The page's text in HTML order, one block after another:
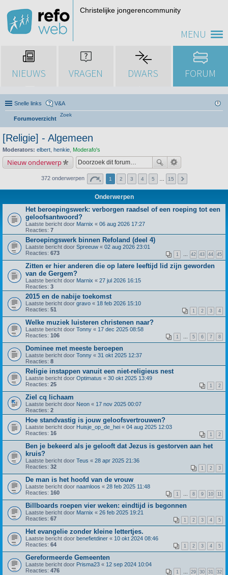
MENU
Christelijke jongerencommunity
NIEUWS VRAGEN DWARS FORUM
Snelle links V&A
Forumoverzicht
Zoek
[Religie] - Algemeen
Moderators: elbert henkie Moderafo's
Nieuw onderwerp
372 onderwerpen 1 2 3 4 5 15
Onderwerpen
Het beroepingswerk: verborgen raadsel of een roeping tot een
geloofsantwoord?
Laatste bericht door Marnix « 06 aug 2026 17:27
Reacties: 7
Beroepingswerk binnen Refoland (deel 4)
Laatste bericht door Spreeuw « 02 aug 2026 23:01
Reacties: 673 1 42 43 44 45
Zitten er hier anderen die op latere leeftijd lid zijn geworden
van de Gergem?
Laatste bericht door Marnix « 27 jul 2026 16:15
Reacties: 3
2015 en de nabije toekomst
Laatste bericht door gravo « 18 feb 2026 15:10
Reacties: 51 1 2 3 4
Welke muziek luisteren christenen naar?
Laatste bericht door Tonny « 17 dec 2025 08:58
Reacties: 106 1 5 6 7 8
Dominee met meeste beroepen
Laatste bericht door Tonny « 31 okt 2025 12:37
Reacties: 8
Religie instappen vanuit een niet-religieus nest
Laatste bericht door Optimatus « 30 okt 2025 13:49
Reacties: 25 1 2
Ziel cq lichaam
Laatste bericht door Neon « 17 nov 2025 00:07
Reacties: 2
Hoe standvastig is jouw geloofsvertrouwen?
Laatste bericht door Huisje_op_de_hei « 04 aug 2025 12:03
Reacties: 16 1 2
Ben je bekeerd als je gelooft dat Jezus is gestorven aan het
kruis?
Laatste bericht door Teus « 28 apr 2025 21:36
Reacties: 32 1 2 3
De man is het hoofd van de vrouw
Laatste bericht door naamloos « 28 feb 2025 11:48
Reacties: 160 1 8 9 10 11
Billboards roepen vier weken: eindtijd is begonnen
Laatste bericht door Marnix « 26 feb 2025 19:21
Reacties: 67 1 2 3 4 5
Het evangelie zonder kleine lettertjes.
Laatste bericht door benefietdiner « 10 okt 2024 08:46
Reacties: 64 1 2 3 4 5
Gereformeerde Gemeenten
Laatste bericht door Prisma23 « 12 sep 2024 10:04
Reacties: 476 1 29 30 31 32